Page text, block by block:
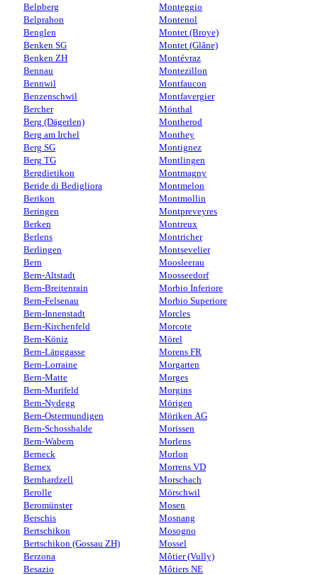
Belpberg
Belprahon
Benglen
Benken SG
Benken ZH
Bennau
Bennwil
Benzenschwil
Bercher
Berg (Dägerlen)
Berg am Irchel
Berg SG
Berg TG
Bergdietikon
Beride di Bedigliora
Berikon
Beringen
Berken
Berlens
Berlingen
Bern
Bern-Altstadt
Bern-Breitenrain
Bern-Felsenau
Bern-Innenstadt
Bern-Kirchenfeld
Bern-Köniz
Bern-Länggasse
Bern-Lorraine
Bern-Matte
Bern-Murifeld
Bern-Nydegg
Bern-Ostermundigen
Bern-Schosshalde
Bern-Wabern
Berneck
Bernex
Bernhardzell
Berolle
Beromünster
Berschis
Bertschikon
Bertschikon (Gossau ZH)
Berzona
Besazio
Monteggio
Montenol
Montet (Broye)
Montet (Glâne)
Montévraz
Montezillon
Montfaucon
Montfavergier
Mönthal
Montherod
Monthey
Montignez
Montlingen
Montmagny
Montmelon
Montmollin
Montpreveyres
Montreux
Montricher
Montsevelier
Moosleerau
Moosseedorf
Morbio Inferiore
Morbio Superiore
Morcles
Morcote
Mörel
Morens FR
Morgarten
Morges
Morgins
Mörigen
Möriken AG
Morissen
Morlens
Morlon
Morrens VD
Morschach
Mörschwil
Mosen
Mosnang
Mosogno
Mossel
Môtier (Vully)
Môtiers NE